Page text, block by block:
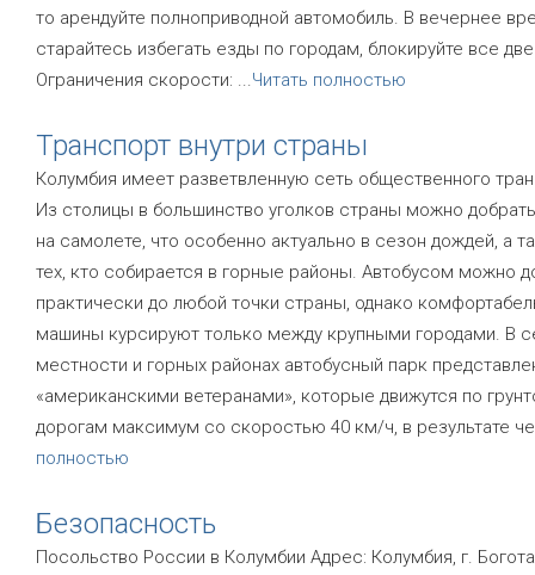
то арендуйте полноприводной автомобиль. В вечернее
старайтесь избегать езды по городам, блокируйте все
Ограничения скорости: ...Читать полностью
Транспорт внутри страны
Колумбия имеет разветвленную сеть общественного
Из столицы в большинство уголков страны можно
на самолете, что особенно актуально в сезон дождей, а
тех, кто собирается в горные районы. Автобусом можно
практически до любой точки страны, однако
машины курсируют только между крупными городами. В
местности и горных районах автобусный парк
«американскими ветеранами», которые движутся по
дорогам максимум со скоростью 40 км/ч, в результате
полностью
Безопасность
Посольство России в Колумбии Адрес: Колумбия, г.